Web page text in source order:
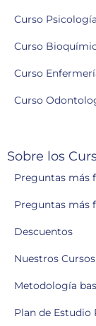
Curso Psicología
Curso
Curso
Curso
Sobre los
Preguntas más
Preguntas más
Descuentos
Nuestros Cursos
Metodología
Plan de Estudio